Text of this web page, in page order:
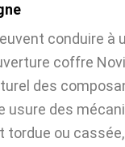
conduire à
coffre
des
usure des
tordue ou